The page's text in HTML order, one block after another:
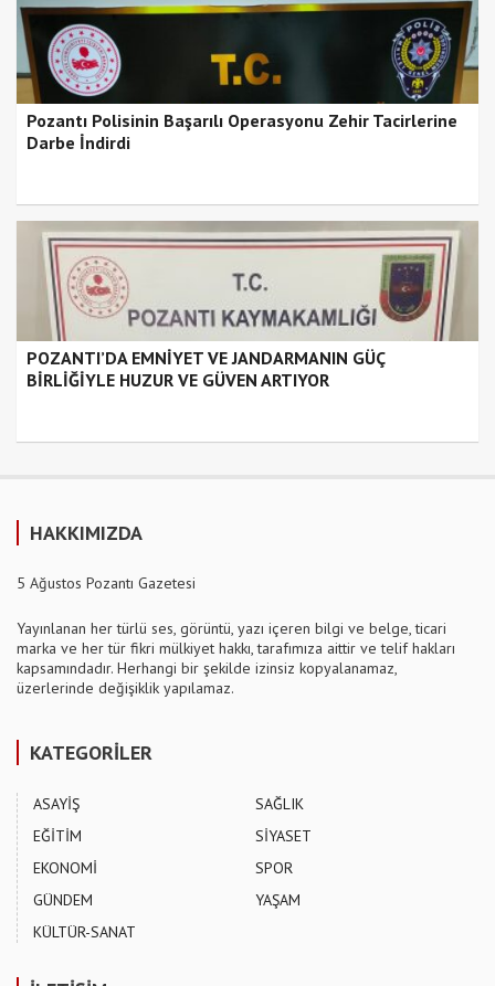
Pozantı Polisinin Başarılı Operasyonu Zehir Tacirlerine
Darbe İndirdi
POZANTI’DA EMNİYET VE JANDARMANIN GÜÇ
BİRLİĞİYLE HUZUR VE GÜVEN ARTIYOR
HAKKIMIZDA
5 Ağustos Pozantı Gazetesi
Yayınlanan her türlü ses, görüntü, yazı içeren bilgi ve belge, ticari
marka ve her tür fikri mülkiyet hakkı, tarafımıza aittir ve telif hakları
kapsamındadır. Herhangi bir şekilde izinsiz kopyalanamaz,
üzerlerinde değişiklik yapılamaz.
KATEGORİLER
ASAYİŞ
EĞİTİM
EKONOMİ
GÜNDEM
KÜLTÜR-SANAT
SAĞLIK
SİYASET
SPOR
YAŞAM